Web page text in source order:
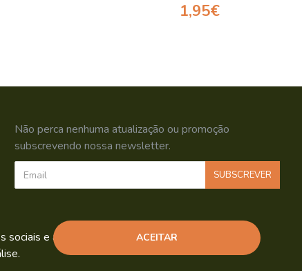
1,95€
Não perca nenhuma atualização ou promoção
subscrevendo nossa newsletter.
SUBSCREVER
ACEITAR
sociais e análise de tráfego.